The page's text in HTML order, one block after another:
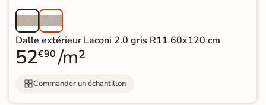
Dalle extérieur Laconi 2.0 gris R11 60x120 cm
52€90 /m²
Commander un échantillon